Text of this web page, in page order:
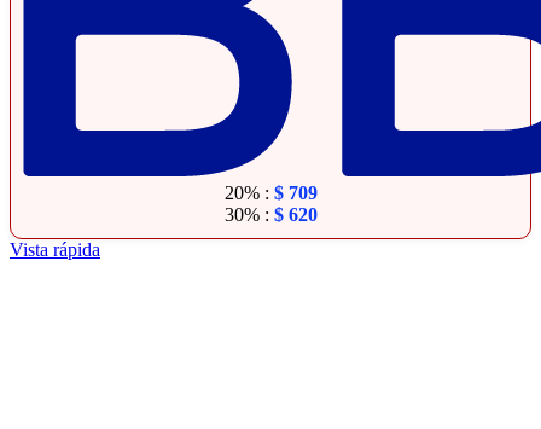
20% : $709
30% : $620
Vista rápida